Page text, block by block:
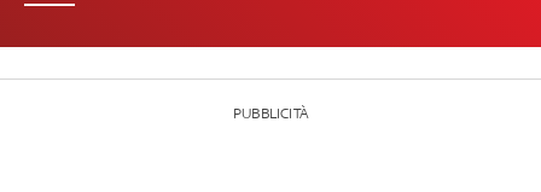
PUBBLICITÀ